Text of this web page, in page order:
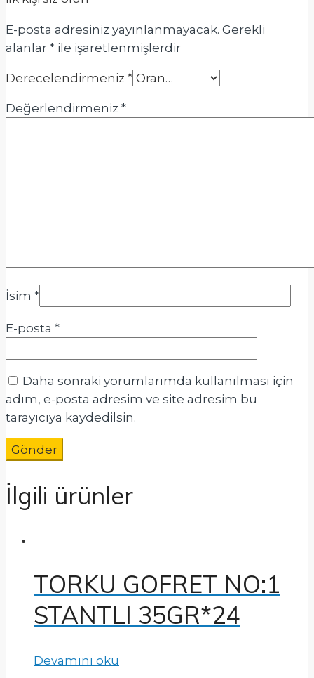
E-posta adresiniz yayınlanmayacak. Gerekli
alanlar * ile işaretlenmişlerdir
Derecelendirmeniz *
Değerlendirmeniz *
İsim *
E-posta *
Daha sonraki yorumlarımda kullanılması için
adım, e-posta adresim ve site adresim bu
tarayıcıya kaydedilsin.
İlgili ürünler
TORKU GOFRET NO:1
STANTLI 35GR*24
Devamını oku